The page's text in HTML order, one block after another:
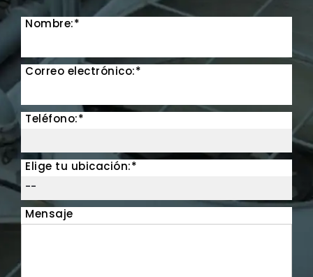
Nombre:*
Correo electrónico:*
Teléfono:*
Elige tu ubicación:*
Mensaje